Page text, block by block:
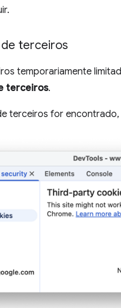
terceiros
temporariamente
terceiros.
terceiros for encontrado,